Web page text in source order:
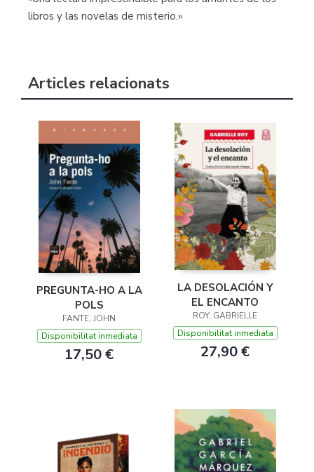
libros y las novelas de misterio.»
Articles relacionats
PREGUNTA-HO A LA
POLS
FANTE, JOHN
Disponibilitat inmediata
17,50 €
LA DESOLACIÓN Y
EL ENCANTO
ROY, GABRIELLE
Disponibilitat inmediata
27,90 €